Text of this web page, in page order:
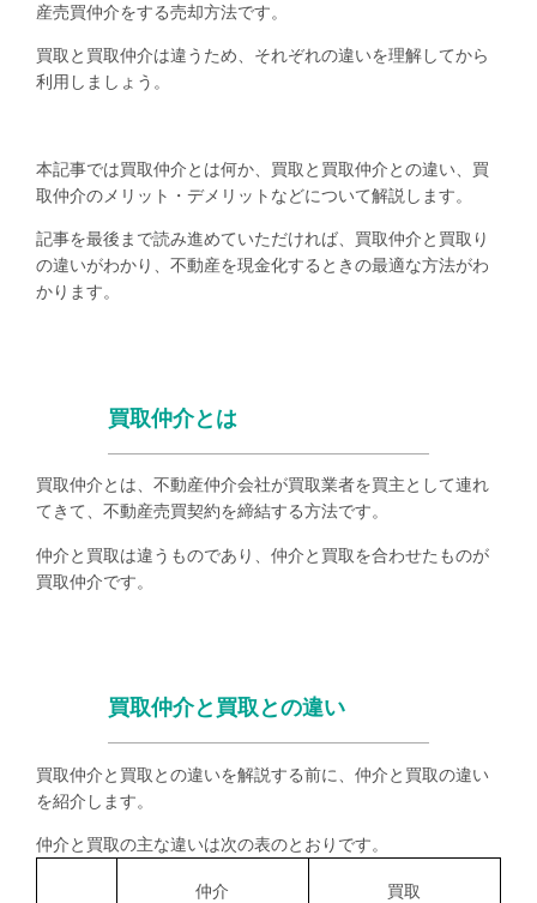
産売買仲介をする売却方法です。
買取と買取仲介は違うため、それぞれの違いを理解してから
利用しましょう。
本記事では買取仲介とは何か、買取と買取仲介との違い、買
取仲介のメリット・デメリットなどについて解説します。
記事を最後まで読み進めていただければ、買取仲介と買取り
の違いがわかり、不動産を現金化するときの最適な方法がわ
かります。
買取仲介とは
買取仲介とは、不動産仲介会社が買取業者を買主として連れ
てきて、不動産売買契約を締結する方法です。
仲介と買取は違うものであり、仲介と買取を合わせたものが
買取仲介です。
買取仲介と買取との違い
買取仲介と買取との違いを解説する前に、仲介と買取の違い
を紹介します。
仲介と買取の主な違いは次の表のとおりです。
仲介
買取